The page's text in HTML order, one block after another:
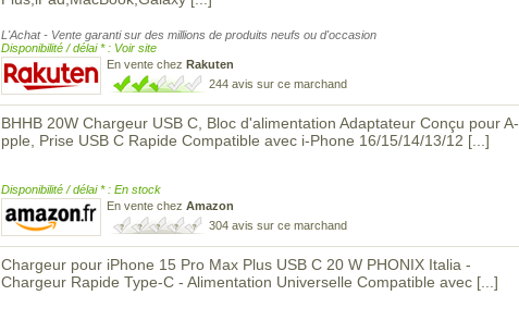
L'Achat - Vente garanti sur des millions de produits neufs ou d'occasion
Disponibilité / délai * : Voir site
En vente chez Rakuten
244 avis sur ce marchand
BHHB 20W Chargeur USB C, Bloc d'alimentation Adaptateur Conçu pour A-
pple, Prise USB C Rapide Compatible avec i-Phone 16/15/14/13/12 [...]
Disponibilité / délai * : En stock
En vente chez Amazon
304 avis sur ce marchand
Chargeur pour iPhone 15 Pro Max Plus USB C 20 W PHONIX Italia -
Chargeur Rapide Type-C - Alimentation Universelle Compatible avec [...]